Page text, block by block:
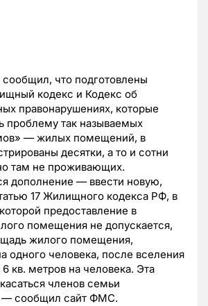
что подготовлены
кодекс и Кодекс об
правонарушениях, которые
проблему так называемых
— жилых помещений, в
десятки, а то и сотни
там не проживающих.
дополнение — ввести новую,
17 Жилищного кодекса РФ, в
предоставление в
помещения не допускается,
жилого помещения,
одного человека, после вселения
кв. метров на человека. Эта
членов семьи
— сообщил сайт ФМС.